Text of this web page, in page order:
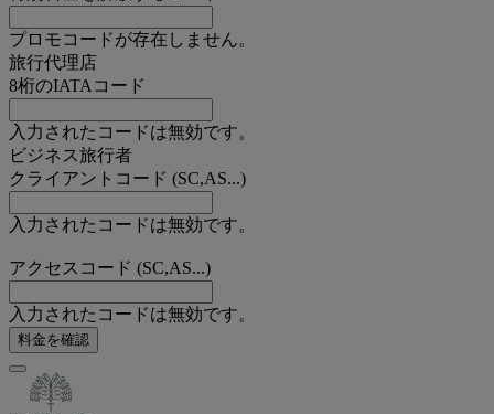
プロモコードが存在しません。
旅行代理店
8桁のIATAコード
入力されたコードは無効です。
ビジネス旅行者
クライアントコード (SC,AS...)
入力されたコードは無効です。
アクセスコード (SC,AS...)
入力されたコードは無効です。
料金を確認